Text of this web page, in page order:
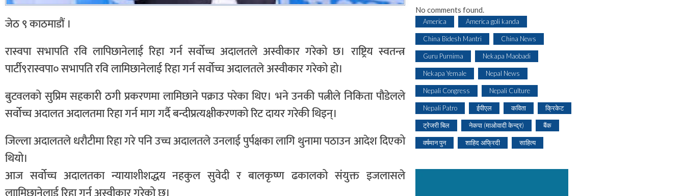
जेठ ९ काठमाडौं ।
रास्वपा सभापति रवि लापिछानेलाई रिहा गर्न सर्वोच्च अदालतले अस्वीकार गरेको छ। राष्ट्रिय स्वतन्त्र
पार्टी९रास्वपा० सभापति रवि लामिछानेलाई रिहा गर्न सर्वोच्च अदालतले अस्वीकार गरेको हो।
बुटवलको सुप्रिम सहकारी ठगी प्रकरणमा लामिछाने पक्राउ परेका थिए। भने उनकी पत्नीले निकिता पौडेलले
सर्वोच्च अदालत अदालतमा रिहा गर्न माग गर्दै बन्दीप्रत्यक्षीकरणको रिट दायर गरेकी थिइन्।
जिल्ला अदालतले धरौटीमा रिहा गरे पनि उच्च अदालतले उनलाई पुर्पक्षका लागि थुनामा पठाउन आदेश दिएको
थियो।
आज सर्वोच्च अदालतका न्यायाशीशद्धय नहकुल सुवेदी र बालकृष्ण ढकालको संयुक्त इजलासले
No comments found.
America America goli kanda
China Bidesh Mantri China News
Guru Purnima Nekapa Maobadi
Nekapa Yemale Nepal News
Nepali Congress Nepali Culture
Nepali Patro ईपीएल कविता क्रिकेट
ट्रेजरी बिल नेकपा (माओवादी केन्द्र) बैंक
वर्षमान पुन शाहिद अफ्रिदी साहित्य